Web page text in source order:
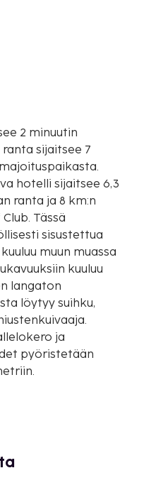
2 minuutin
sijaitsee 7
hotelli sijaitsee 6,3
ranta ja 8 km:n
Tässä
sisustettua
muun muassa
kuuluu
langaton
löytyy suihku,
ja
pyöristetään
Rescue Centre - 3,6